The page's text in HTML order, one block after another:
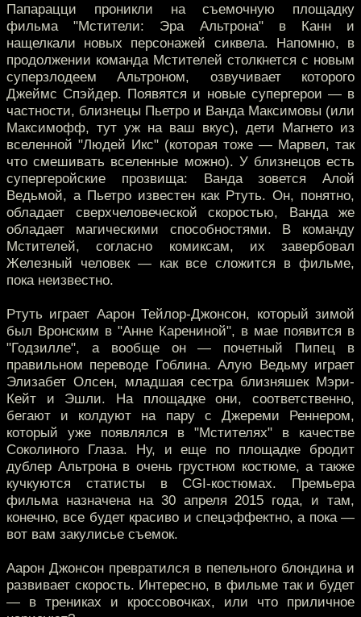
Папарацци проникли на съемочную площадку
фильма "Мстители: Эра Альтрона" в Канн и
нащелкали новых персонажей сиквела. Напомню, в
продолжении команда Мстителей столкнется с новым
суперзлодеем Альтроном, озвучивает которого
Джеймс Спэйдер. Появятся и новые супергерои — в
частности, близнецы Пьетро и Ванда Максимовы (или
Максимофф, тут уж на ваш вкус), дети Магнето из
вселенной "Людей Икс" (которая тоже — Марвел, так
что смешивать вселенные можно). У близнецов есть
супергеройские прозвища: Ванда зовется Алой
Ведьмой, а Пьетро известен как Ртуть. Он, понятно,
обладает сверхчеловеческой скоростью, Ванда же
обладает магическими способностями. В команду
Мстителей, согласно комиксам, их завербовал
Железный человек — как все сложится в фильме,
пока неизвестно.
Ртуть играет Аарон Тейлор-Джонсон, который зимой
был Вронским в "Анне Карениной", в мае появится в
"Годзилле", а вообще он — почетный Пипец в
правильном переводе Гоблина. Алую Ведьму играет
Элизабет Олсен, младшая сестра близняшек Мэри-
Кейт и Эшли. На площадке они, соответственно,
бегают и колдуют на пару с Джереми Реннером,
который уже появлялся в "Мстителях" в качестве
Соколиного Глаза. Ну, и еще по площадке бродит
дублер Альтрона в очень грустном костюме, а также
кучкуются статисты в CGI-костюмах. Премьера
фильма назначена на 30 апреля 2015 года, и там,
конечно, все будет красиво и спецэффектно, а пока —
вот вам закулисье съемок.
Аарон Джонсон превратился в пепельного блондина и
развивает скорость. Интересно, в фильме так и будет
— в трениках и кроссовочках, или что приличное